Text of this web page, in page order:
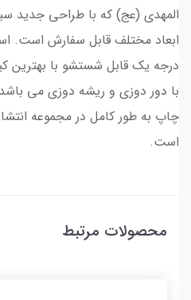
المهدی (عج) که با طراحی جدید
ابعاد مختلف قابل سفارش است.
درجه یک قابل شستشو با بهترین
با دور دوزی و ریشه دوزی می
چاپ به طور کامل در مجموعه
است.
محصولات مرتبط